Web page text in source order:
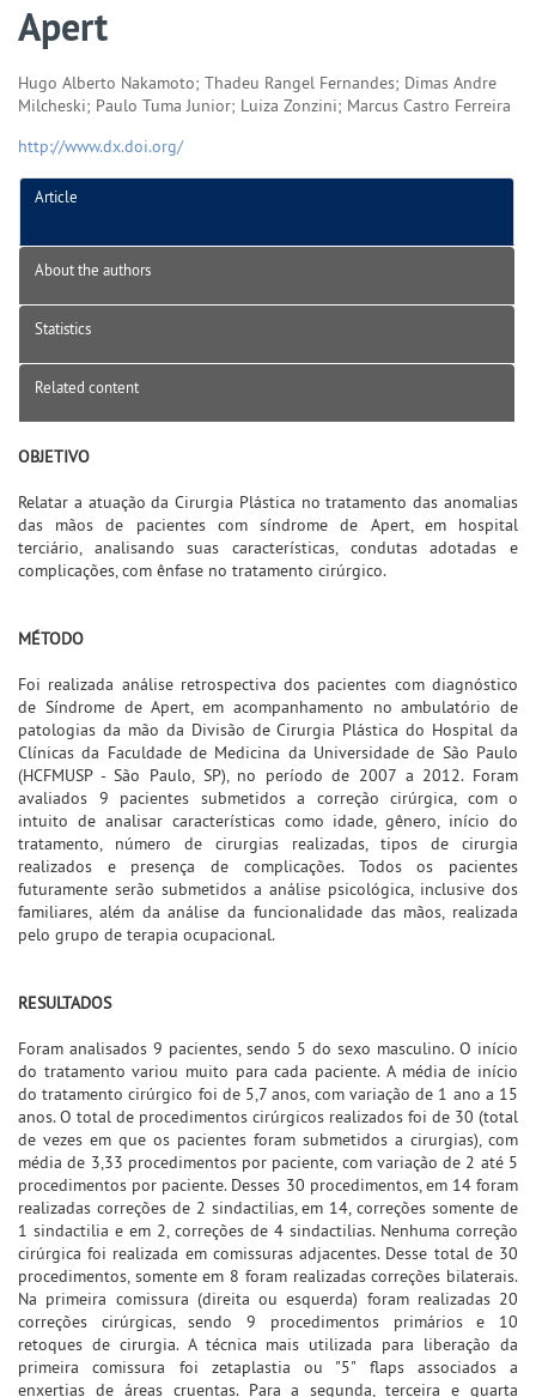
Apert
Hugo Alberto Nakamoto; Thadeu Rangel Fernandes; Dimas Andre
Milcheski; Paulo Tuma Junior; Luiza Zonzini; Marcus Castro Ferreira
http://www.dx.doi.org/
Article
About the authors
Statistics
Related content
OBJETIVO
Relatar a atuação da Cirurgia Plástica no tratamento das anomalias
das mãos de pacientes com síndrome de Apert, em hospital
terciário, analisando suas características, condutas adotadas e
complicações, com ênfase no tratamento cirúrgico.
MÉTODO
Foi realizada análise retrospectiva dos pacientes com diagnóstico
de Síndrome de Apert, em acompanhamento no ambulatório de
patologias da mão da Divisão de Cirurgia Plástica do Hospital da
Clínicas da Faculdade de Medicina da Universidade de São Paulo
(HCFMUSP - São Paulo, SP), no período de 2007 a 2012. Foram
avaliados 9 pacientes submetidos a correção cirúrgica, com o
intuito de analisar características como idade, gênero, início do
tratamento, número de cirurgias realizadas, tipos de cirurgia
realizados e presença de complicações. Todos os pacientes
futuramente serão submetidos a análise psicológica, inclusive dos
familiares, além da análise da funcionalidade das mãos, realizada
pelo grupo de terapia ocupacional.
RESULTADOS
Foram analisados 9 pacientes, sendo 5 do sexo masculino. O início
do tratamento variou muito para cada paciente. A média de início
do tratamento cirúrgico foi de 5,7 anos, com variação de 1 ano a 15
anos. O total de procedimentos cirúrgicos realizados foi de 30 (total
de vezes em que os pacientes foram submetidos a cirurgias), com
média de 3,33 procedimentos por paciente, com variação de 2 até 5
procedimentos por paciente. Desses 30 procedimentos, em 14 foram
realizadas correções de 2 sindactilias, em 14, correções somente de
1 sindactilia e em 2, correções de 4 sindactilias. Nenhuma correção
cirúrgica foi realizada em comissuras adjacentes. Desse total de 30
procedimentos, somente em 8 foram realizadas correções bilaterais.
Na primeira comissura (direita ou esquerda) foram realizadas 20
correções cirúrgicas, sendo 9 procedimentos primários e 10
retoques de cirurgia. A técnica mais utilizada para liberação da
primeira comissura foi zetaplastia ou "5" flaps associados a
enxertias de áreas cruentas. Para a segunda, terceira e quarta